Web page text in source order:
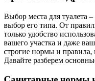
Выбор места для туалета
выбор его типа. От
только удобство
вашего участка и даже
строгие нормы и правила,
Давайте разберем